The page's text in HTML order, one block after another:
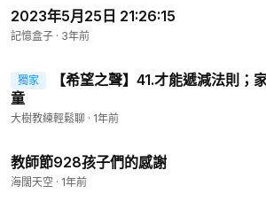
2023年5月25日 21:26:15
記憶盒子 · 3年前
會員專享
獨家
【希望之聲】41.才能遞減法則；
童
大樹教練輕鬆聊 · 1年前
教師節928孩子們的感謝
海闊天空 · 1年前